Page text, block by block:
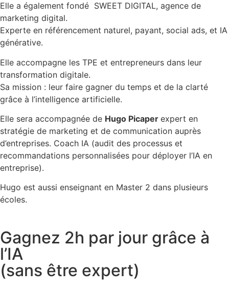
Elle a également fondé SWEET DIGITAL, agence de
marketing digital.
Experte en référencement naturel, payant, social ads, et IA
générative.
Elle accompagne les TPE et entrepreneurs dans leur
transformation digitale.
Sa mission : leur faire gagner du temps et de la clarté
grâce à l’intelligence artificielle.
Elle sera accompagnée de Hugo Picaper expert en
stratégie de marketing et de communication auprès
d’entreprises. Coach IA (audit des processus et
recommandations personnalisées pour déployer l’IA en
entreprise).
Hugo est aussi enseignant en Master 2 dans plusieurs
écoles.
Gagnez 2h par jour grâce à
l’IA
(sans être expert)